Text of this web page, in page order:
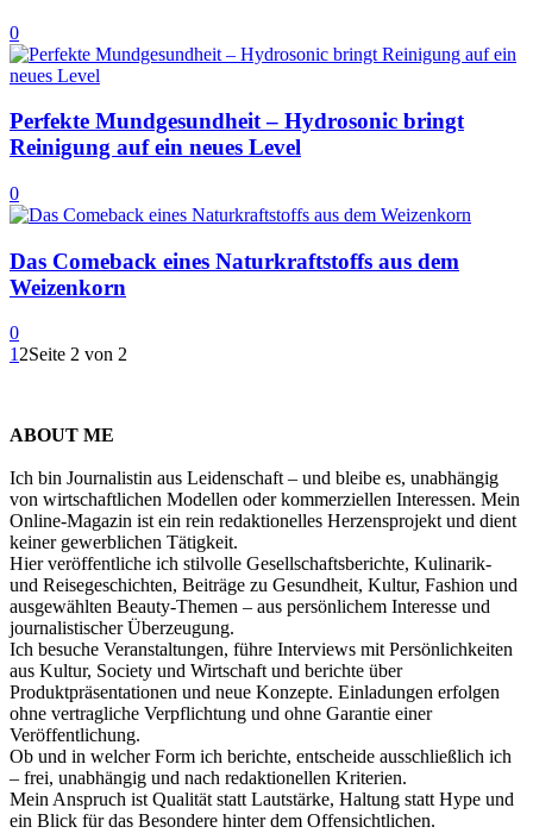
0
Perfekte Mundgesundheit – Hydrosonic bringt
Reinigung auf ein neues Level
0
Das Comeback eines Naturkraftstoffs aus dem
Weizenkorn
0
1 2Seite 2 von 2
ABOUT ME
Ich bin Journalistin aus Leidenschaft – und bleibe es, unabhängig
von wirtschaftlichen Modellen oder kommerziellen Interessen. Mein
Online-Magazin ist ein rein redaktionelles Herzensprojekt und dient
keiner gewerblichen Tätigkeit.
Hier veröffentliche ich stilvolle Gesellschaftsberichte, Kulinarik-
und Reisegeschichten, Beiträge zu Gesundheit, Kultur, Fashion und
ausgewählten Beauty-Themen – aus persönlichem Interesse und
journalistischer Überzeugung.
Ich besuche Veranstaltungen, führe Interviews mit Persönlichkeiten
aus Kultur, Society und Wirtschaft und berichte über
Produktpräsentationen und neue Konzepte. Einladungen erfolgen
ohne vertragliche Verpflichtung und ohne Garantie einer
Veröffentlichung.
Ob und in welcher Form ich berichte, entscheide ausschließlich ich
– frei, unabhängig und nach redaktionellen Kriterien.
Mein Anspruch ist Qualität statt Lautstärke, Haltung statt Hype und
ein Blick für das Besondere hinter dem Offensichtlichen.